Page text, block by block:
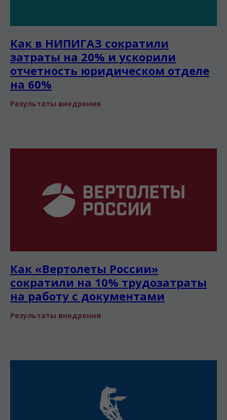
Как в НИПИГАЗ сократили
затраты на 20% и ускорили
отчетность юридическом отделе
на 60%
Результаты внедрения
Как «Вертолеты России»
сократили на 10% трудозатраты
на работу с документами
Результаты внедрения